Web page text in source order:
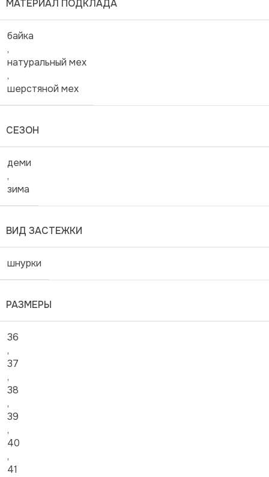
МАТЕРИАЛ ПОДКЛАДА
байка
,
натуральный мех
,
шерстяной мех
СЕЗОН
деми
,
зима
ВИД ЗАСТЕЖКИ
шнурки
РАЗМЕРЫ
36
,
37
,
38
,
39
,
40
,
41